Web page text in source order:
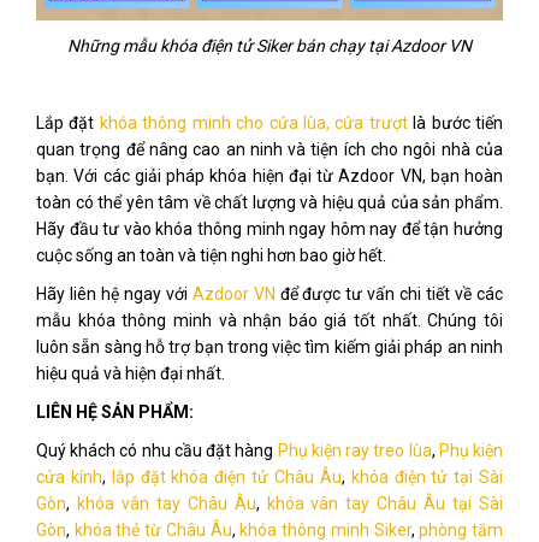
Những mẫu khóa điện tử Siker bán chạy tại Azdoor VN
Lắp đặt khóa thông minh cho cửa lùa, cửa trượtlà bước tiến
quan trọng để nâng cao an ninh và tiện ích cho ngôi nhà của
bạn. Với các giải pháp khóa hiện đại từ Azdoor VN, bạn hoàn
toàn có thể yên tâm về chất lượng và hiệu quả của sản phẩm.
Hãy đầu tư vào khóa thông minh ngay hôm nay để tận hưởng
cuộc sống an toàn và tiện nghi hơn bao giờ hết.
Hãy liên hệ ngay với Azdoor VN để được tư vấn chi tiết về các
mẫu khóa thông minh và nhận báo giá tốt nhất. Chúng tôi
luôn sẵn sàng hỗ trợ bạn trong việc tìm kiếm giải pháp an ninh
hiệu quả và hiện đại nhất.
LIÊN HỆ SẢN PHẨM:
Quý khách có nhu cầu đặt hàng Phụ kiện ray treo lùa, Phụ kiện
cửa kính, lắp đặt khóa điện tử Châu Âu, khóa điện tử tại Sài
Gòn, khóa vân tay Châu Âu, khóa vân tay Châu Âu tại Sài
Gòn, khóa thẻ từ Châu Âu, khóa thông minh Siker,phòng tắm